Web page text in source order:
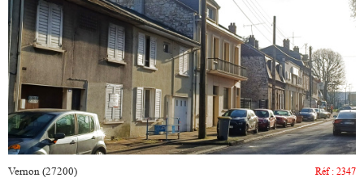
voir le
bien
Vernon (27200)
Réf : 2347